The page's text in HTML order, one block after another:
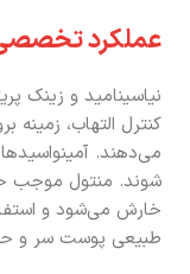
عملکرد
نیاسینامید و زینک
کنترل التهاب،
می‌دهند.
شوند. منتول موجب
خارش می‌شود و
طبیعی پوست سر و